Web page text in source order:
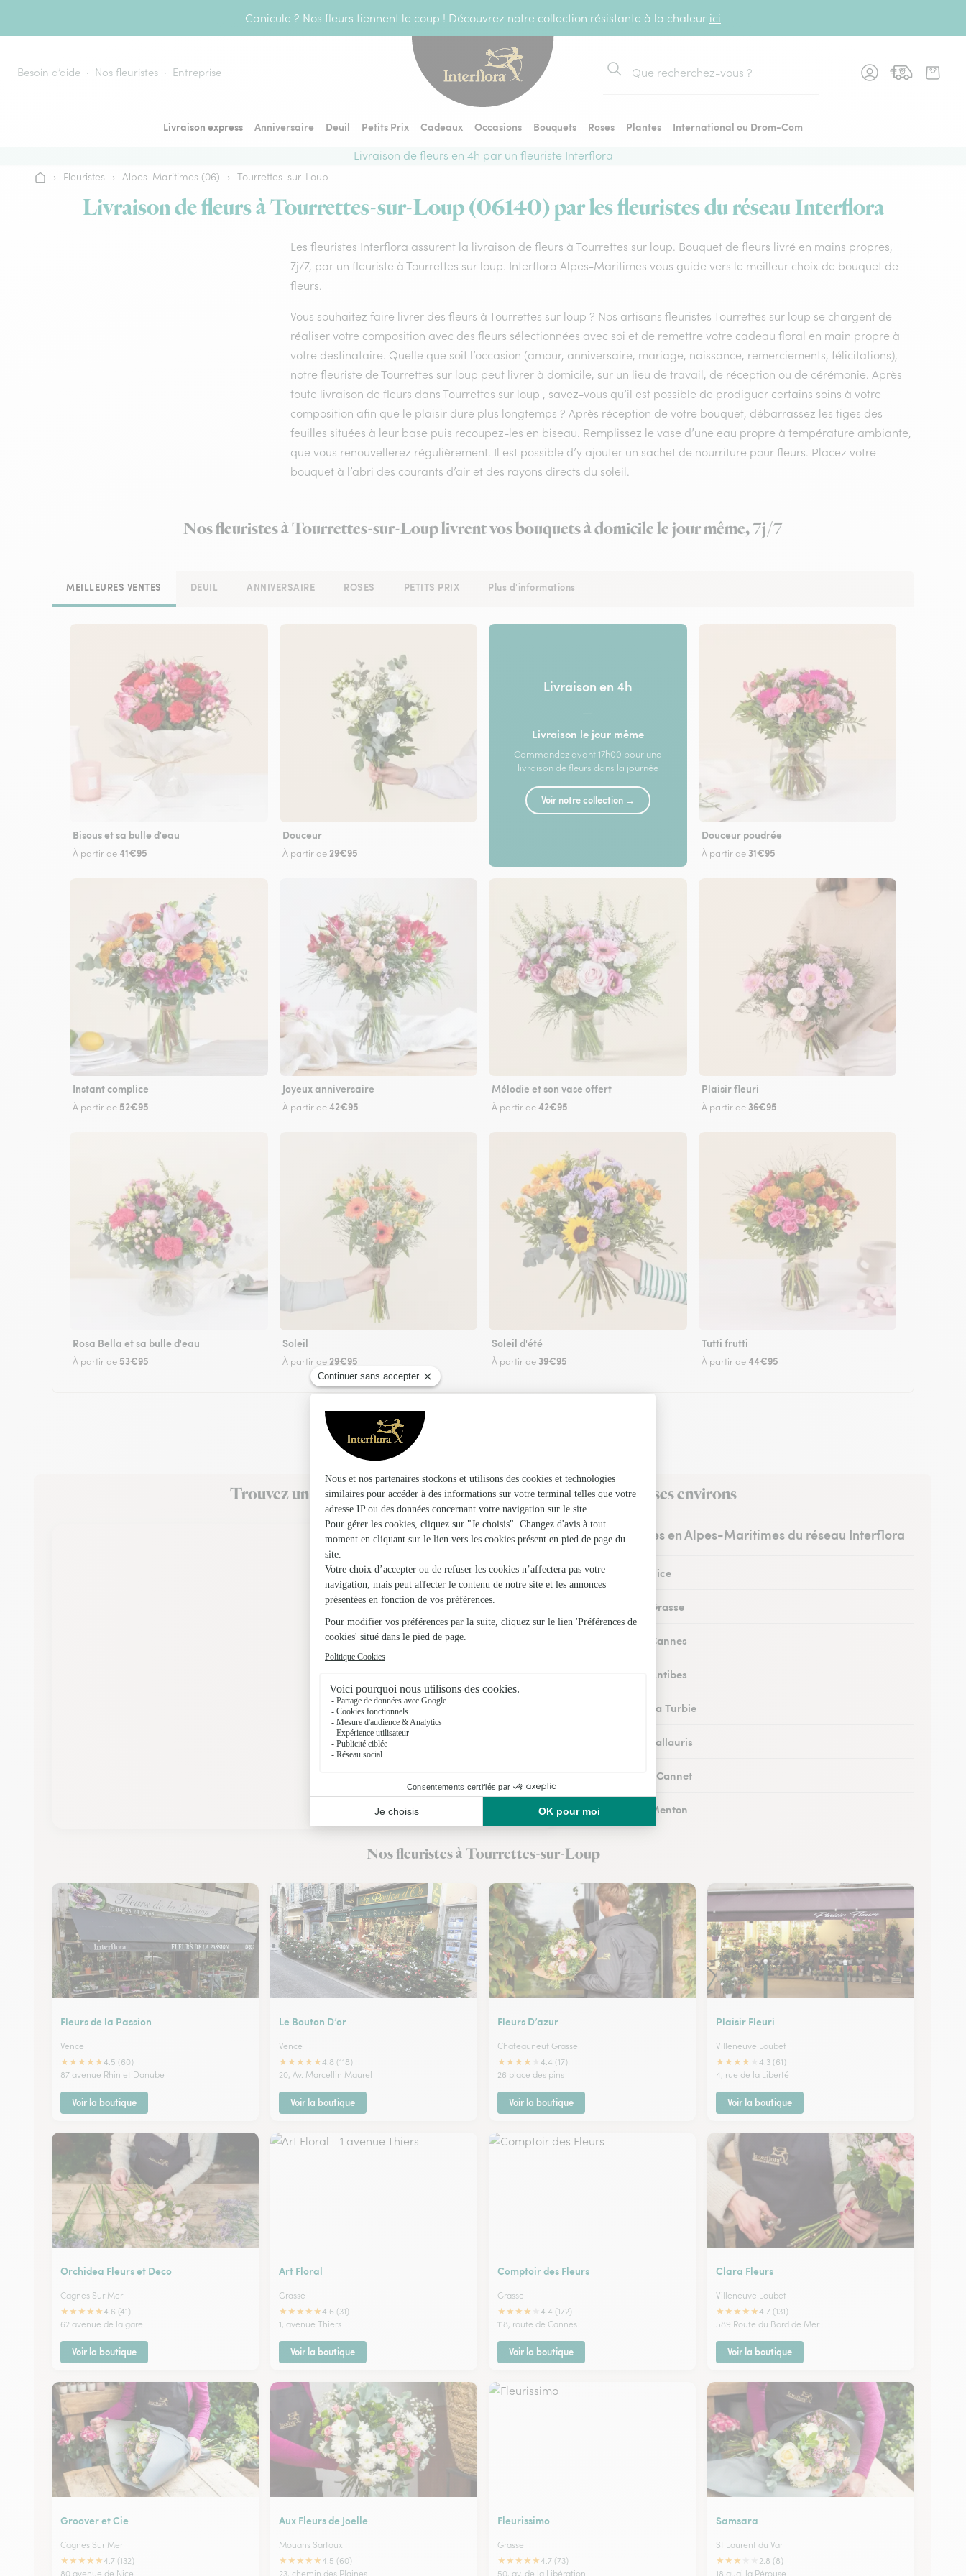
Canicule ? Nos fleurs tiennent le coup ! Découvrez notre collection résistante à la chaleur ici
Besoin d’aide Nos fleuristes Entreprise
Rechercher
Livraison express Anniversaire Deuil Petits Prix Cadeaux Occasions Bouquets Roses Plantes
International ou Drom-Com
Livraison de fleurs en 4h par un fleuriste Interflora
Accueil
› Fleuristes › Alpes-Maritimes (06) › Tourrettes-sur-Loup
Livraison de fleurs à Tourrettes-sur-Loup (06140) par les fleuristes du réseau Interflora
Les fleuristes Interflora assurent la livraison de fleurs à Tourrettes sur loup. Bouquet de fleurs livré en mains propres,
7j/7, par un fleuriste à Tourrettes sur loup. Interflora Alpes-Maritimes vous guide vers le meilleur choix de bouquet de
fleurs.
Vous souhaitez faire livrer des fleurs à Tourrettes sur loup ? Nos artisans fleuristes Tourrettes sur loup se chargent de
réaliser votre composition avec des fleurs sélectionnées avec soi et de remettre votre cadeau floral en main propre à
votre destinataire. Quelle que soit l’occasion (amour, anniversaire, mariage, naissance, remerciements, félicitations),
notre fleuriste de Tourrettes sur loup peut livrer à domicile, sur un lieu de travail, de réception ou de cérémonie. Après
toute livraison de fleurs dans Tourrettes sur loup , savez-vous qu’il est possible de prodiguer certains soins à votre
composition afin que le plaisir dure plus longtemps ? Après réception de votre bouquet, débarrassez les tiges des
feuilles situées à leur base puis recoupez-les en biseau. Remplissez le vase d’une eau propre à température ambiante,
que vous renouvellerez régulièrement. Il est possible d’y ajouter un sachet de nourriture pour fleurs. Placez votre
bouquet à l’abri des courants d’air et des rayons directs du soleil.
Nos fleuristes à Tourrettes-sur-Loup livrent vos bouquets à domicile le jour même, 7j/7
MEILLEURES VENTES DEUIL ANNIVERSAIRE ROSES PETITS PRIX Plus d'informations
Bisous et sa bulle d'eau
À partir de41€95
Douceur
À partir de 29€95
Livraison en 4h
—
Livraison le jour même
Commandez avant 17h00 pour une
livraison de fleurs dans la journée
Voir notre collection →
Douceur poudrée
À partir de 31€95
Instant complice
À partir de 52€95
Joyeux anniversaire
À partir de42€95
Mélodie et son vase offert
À partir de42€95
Plaisir fleuri
À partir de 36€95
Rosa Bella et sa bulle d'eau
À partir de 53€95
Soleil
À partir de 29€95
Soleil d'été
À partir de 39€95
Tutti frutti
À partir de44€95
Trouvez un fleuriste Interflora à Tourrettes-sur-Loup et dans ses environs
Les fleuristes en Alpes-Maritimes du réseau Interflora
Fleuristes à Nice
Fleuristes à Grasse
Fleuristes à Cannes
Fleuristes à Antibes
Fleuristes à La Turbie
Fleuristes à Vallauris
Fleuristes au Cannet
Fleuristes à Menton
Nos fleuristes à Tourrettes-sur-Loup
Fleurs de la Passion
Vence
★★★★★4.5 (60)
87 avenue Rhin et Danube
Voir la boutique
Le Bouton D’or
Vence
★★★★★4.8 (118)
20, Av. Marcellin Maurel
Voir la boutique
Fleurs D’azur
Chateauneuf Grasse
★★★★
4.4 (17)
26 place des pins
Voir la boutique
Plaisir Fleuri
Villeneuve Loubet
★★★★
4.3 (61)
4, rue de la Liberté
Voir la boutique
Orchidea Fleurs et Deco
Cagnes Sur Mer
★★★★★4.6 (41)
62 avenue de la gare
Voir la boutique
Art Floral
Grasse
★★★★★4.6 (31)
1, avenue Thiers
Voir la boutique
Comptoir des Fleurs
Grasse
★★★★
4.4 (172)
118, route de Cannes
Voir la boutique
Clara Fleurs
Villeneuve Loubet
★★★★★4.7 (131)
589 Route du Bord de Mer
Voir la boutique
Groover et Cie
Cagnes Sur Mer
★★★★★4.7 (132)
80 avenue de Nice
Aux Fleurs de Joelle
Mouans Sartoux
★★★★★4.5 (60)
23, chemin des Plaines
Fleurissimo
Grasse
★★★★★4.7 (73)
50, av. de la Libération
Samsara
St Laurent du Var
★★★
2.8 (8)
18 quai la Pérouse